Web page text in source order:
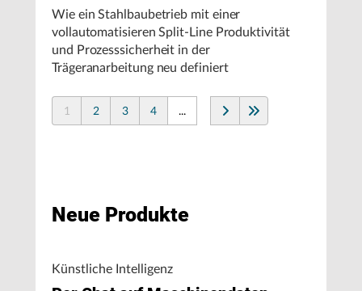
Wie ein Stahlbaubetrieb mit einer
vollautomatisieren Split-Line Produktivität
und Prozesssicherheit in der
Trägeranarbeitung neu definiert
1 2 3 4 ...
Neue Produkte
Künstliche Intelligenz